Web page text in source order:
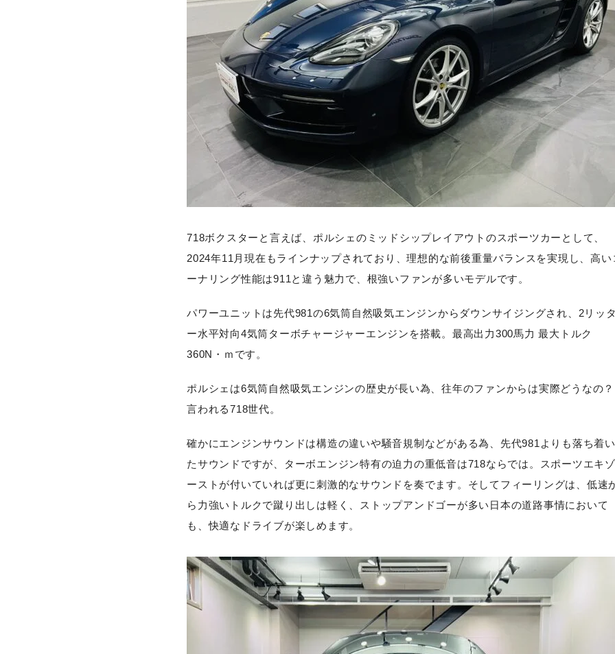
718ボクスターと言えば、ポルシェのミッドシップレイアウトのスポーツカーとして、
2024年11月現在もラインナップされており、理想的な前後重量バランスを実現し、高い
ーナリング性能は911と違う魅力で、根強いファンが多いモデルです。
パワーユニットは先代981の6気筒自然吸気エンジンからダウンサイジングされ、2リッ
ー水平対向4気筒ターボチャージャーエンジンを搭載。最高出力300馬力 最大トルク
360N・ｍです。
ポルシェは6気筒自然吸気エンジンの歴史が長い為、往年のファンからは実際どうなの
言われる718世代。
確かにエンジンサウンドは構造の違いや騒音規制などがある為、先代981よりも落ち着い
たサウンドですが、ターボエンジン特有の迫力の重低音は718ならでは。スポーツエキゾ
ーストが付いていれば更に刺激的なサウンドを奏でます。そしてフィーリングは、低速
ら力強いトルクで蹴り出しは軽く、ストップアンドゴーが多い日本の道路事情において
も、快適なドライブが楽しめます。